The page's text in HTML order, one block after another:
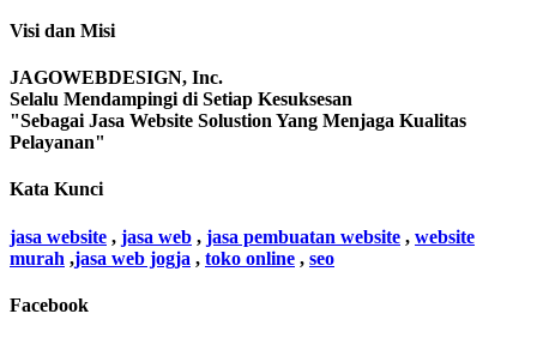
Visi dan Misi
JAGOWEBDESIGN, Inc.
Selalu Mendampingi di Setiap Kesuksesan
"Sebagai Jasa Website Solustion Yang Menjaga Kualitas
Pelayanan"
Kata Kunci
jasa website , jasa web , jasa pembuatan website , website
murah ,jasa web jogja , toko online , seo
Facebook